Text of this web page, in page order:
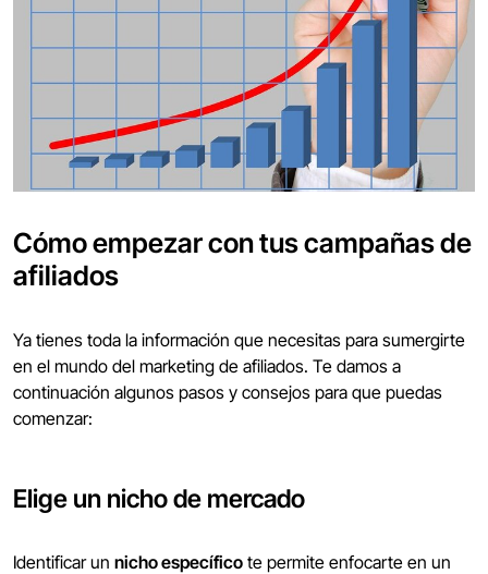
Cómo empezar con tus campañas de
afiliados
Ya tienes toda la información que necesitas para sumergirte
en el mundo del marketing de afiliados. Te damos a
continuación algunos pasos y consejos para que puedas
comenzar:
Elige un nicho de mercado
Identificar un nicho específico te permite enfocarte en un